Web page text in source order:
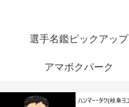
選手名鑑ピックアップ
アマボクパーク